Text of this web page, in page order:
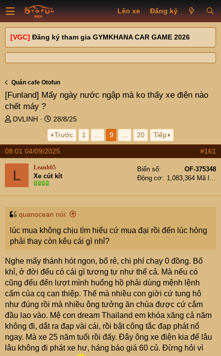
Lên xe Đăng ký
[VGC] Đăng ký tham gia GYMKHANA CAR GAME 2026
Quán cafe Otofun
[Funland] Mấy ngày nước ngập mà ko thấy xe điện nào
chết máy ?
T
e
a
d
t
r
DVLINH
N
g
à
y
g
ử
28/8/25
Trước
1 9 20 Tiếp
08:01 04/09/2025 #161
L Leanh65
Xe cút kít
Biển số
OF-375348
Động cơ
1,083,364 Mã lực
quanocean nói:
lúc mua không chịu tìm hiểu cứ mua đại rồi đến lúc hỏng
phải thay còn kêu cái gì nhỉ?
Nghe mấy thánh hót ngon, bổ rẻ, chi phí chạy 0 đồng. Bố
khỉ, ở đời đếu có cái gì tương tự như thế cả. Mà nếu có
cũng đếu đến lượt mình huống hồ phải dùng mệnh lệnh
cấm của cq can thiệp. Thế mà nhiều con giời cứ tung hô
như đúng rồi mà nhiều ông tưởng ăn chùa được cứ cắm
đầu lao vào. Mệ con dream Thailand em khóa xăng cả năm
không đi, dắt ra đạp vài cái, rồi bật công tắc đạp phát nổ
ngay. Mà xe 25 năm tuổi rồi đấy. Đây ông xe điện kia để lâu
lâu không đi phát xe hư, háng báo giá 60 củ. Đừng hỏi vì